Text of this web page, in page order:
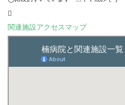
関連施設アクセスマップ